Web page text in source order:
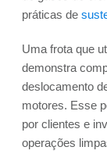
práticas de
Uma frota que
demonstra
deslocamento
motores. Esse
por clientes e
operações